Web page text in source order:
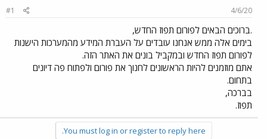
ו
ש
א
ר
י
ך
4/6/20
#1
.ברוכים הבאים לפורום תפוז החדש,
בימים אלה ממש אנחנו עובדים על העברת המידע מהמערכות הישנות
לפורום תפוז החדש ובמקביל בונים את האתר הזה.
אתם מוזמנים להיות הראשונים לחנוך את פורום ולפתוח פה דיונים
בתחום.
בברכה,
תפוז.
You must log in or register to reply here.